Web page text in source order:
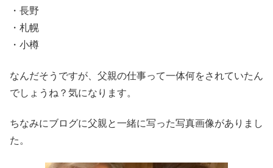
・長野
・札幌
・小樽
なんだそうですが、父親の仕事って一体何をされていたん
でしょうね？気になります。
ちなみにブログに父親と一緒に写った写真画像がありまし
た。